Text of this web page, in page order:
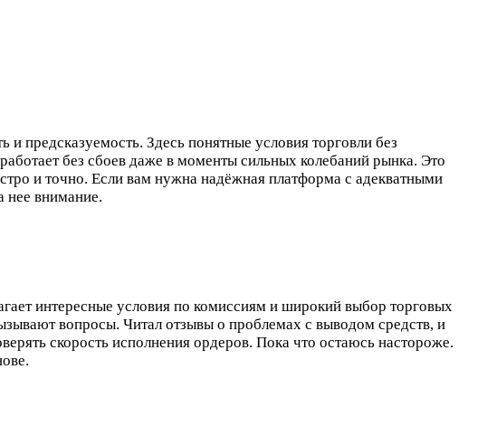
предсказуемость. Здесь понятные условия торговли без
без сбоев даже в моменты сильных колебаний рынка. Это
и точно. Если вам нужна надёжная платформа с адекватными
нее внимание.
интересные условия по комиссиям и широкий выбор торговых
вопросы. Читал отзывы о проблемах с выводом средств, и
скорость исполнения ордеров. Пока что остаюсь настороже.